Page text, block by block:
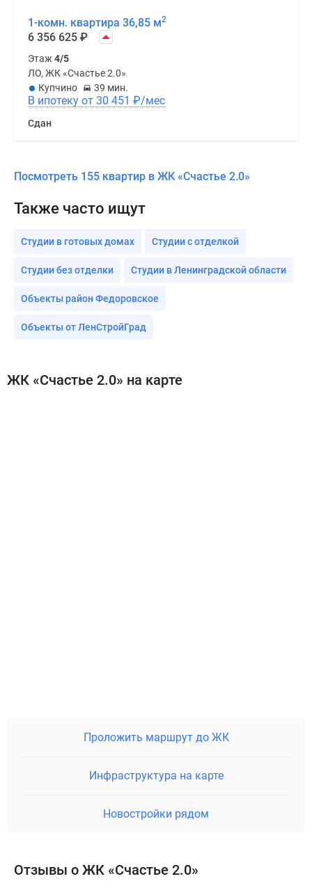
1-комн. квартира 36,85 м2
6 356 625 ₽
Этаж4/5
ЛО, ЖК «Счастье 2.0»
Купчино
39 мин.
В ипотеку от 30 451 ₽/мес
Сдан
Посмотреть 155 квартир в ЖК «Счастье 2.0»
Также часто ищут
Студии в готовых домах Студии с отделкой
Студии без отделки Студии в Ленинградской области
Объекты район Федоровское
Объекты от ЛенСтройГрад
ЖК «Счастье 2.0» на карте
Проложить маршрут до ЖК
Инфраструктура на карте
Новостройки рядом
Отзывы о ЖК «Счастье 2.0»